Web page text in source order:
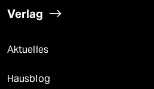
Verlag
Aktuelles
Hausblog